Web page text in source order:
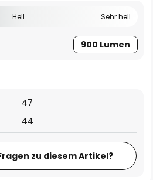
Hell Sehr hell
900 Lumen
47
44
zu diesem Artikel?